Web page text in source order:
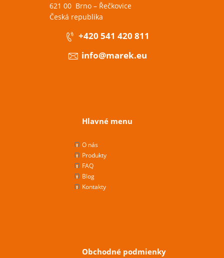
621 00 Brno – Řečkovice
Česká republika
+420 541 420 811
info@marek.eu
Hlavné menu
O nás
Produkty
FAQ
Blog
Kontakty
Obchodné podmienky